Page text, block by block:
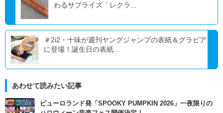
わるサプライズ「レクラ...
＃2i2・十味が週刊ヤングジャンプの表紙＆グラビア
に登場！誕生日の表紙...
あわせて読みたい記事
ピューロランド発「SPOOKY PUMPKIN 2026」一夜限りの